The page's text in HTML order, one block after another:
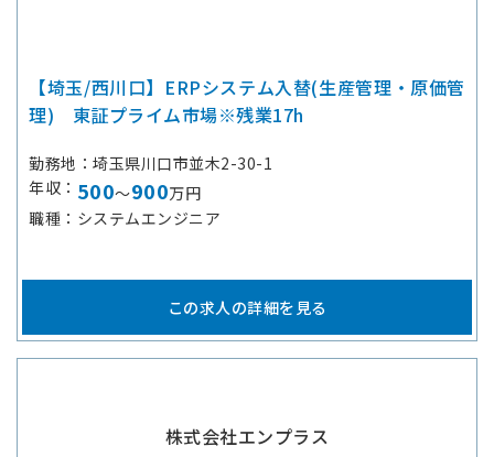
【埼玉/西川口】ERPシステム入替(生産管理・原価管
理) 東証プライム市場※残業17h
勤務地
埼玉県川口市並木2-30-1
年収
500～900万円
職種
システムエンジニア
この求人の詳細を見る
株式会社エンプラス